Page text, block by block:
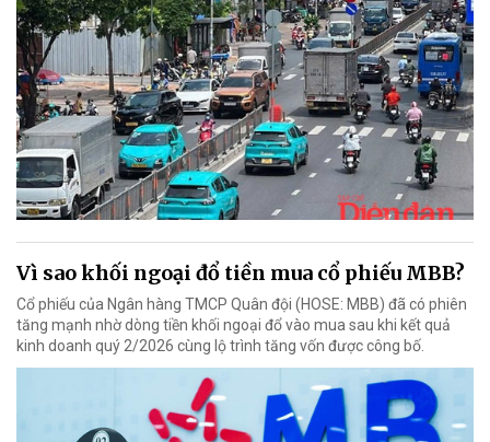
Vì sao khối ngoại đổ tiền mua cổ phiếu MBB?
Cổ phiếu của Ngân hàng TMCP Quân đội (HOSE: MBB) đã có phiên
tăng mạnh nhờ dòng tiền khối ngoại đổ vào mua sau khi kết quả
kinh doanh quý 2/2026 cùng lộ trình tăng vốn được công bố.